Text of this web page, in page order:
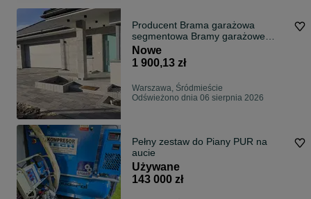
Producent Brama garażowa
segmentowa Bramy garażowe
przemysłowe Automa
Nowe
1 900,13 zł
Warszawa, Śródmieście
Odświeżono dnia 06 sierpnia 2026
Pełny zestaw do Piany PUR na
aucie
Używane
143 000 zł